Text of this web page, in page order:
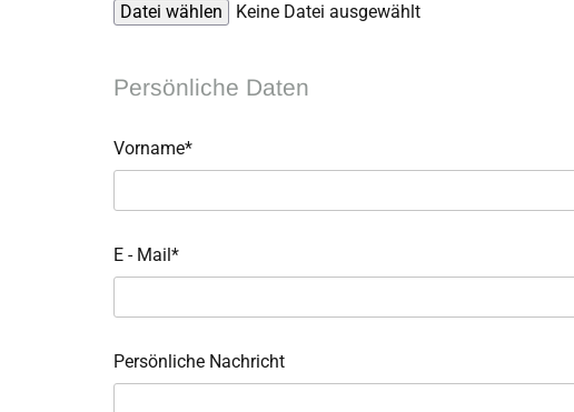
Datei wählen
Keine Datei ausgewählt
Persönliche Daten
Vorname*
E - Mail*
Persönliche Nachricht